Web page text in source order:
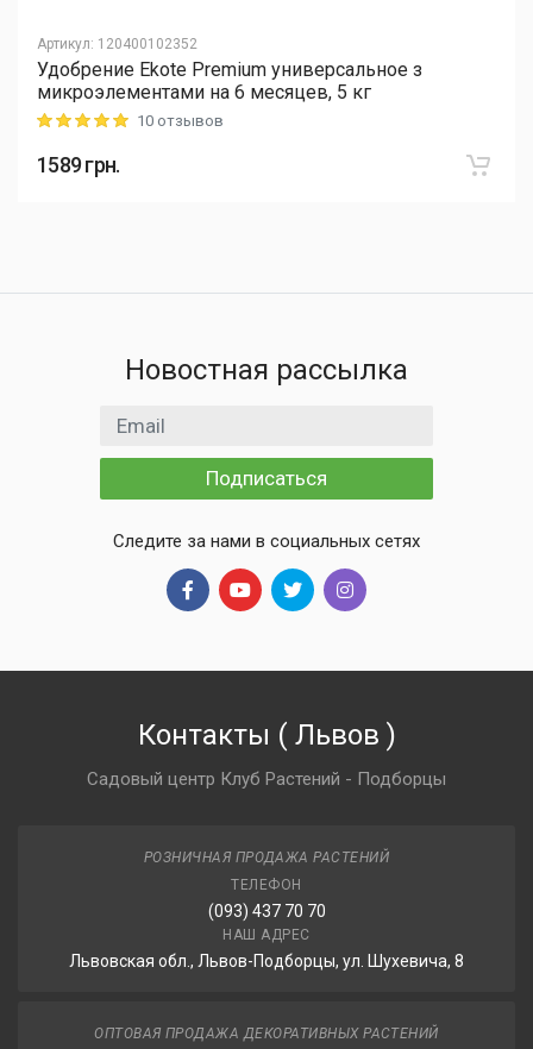
Артикул: 120400102352
Удобрение Ekote Premium универсальное з
микроэлементами на 6 месяцев, 5 кг
Rating: 5 out of 510 отзывов
1589грн.
Новостная рассылка
Email адрес
Подписаться
Следите за нами в социальных сетях
Контакты ( Львов )
Садовый центр Клуб Растений - Подборцы
РОЗНИЧНАЯ ПРОДАЖА РАСТЕНИЙ
ТЕЛЕФОН
(093) 437 70 70
НАШ АДРЕС
Львовская обл., Львов-Подборцы, ул. Шухевича, 8
ОПТОВАЯ ПРОДАЖА ДЕКОРАТИВНЫХ РАСТЕНИЙ